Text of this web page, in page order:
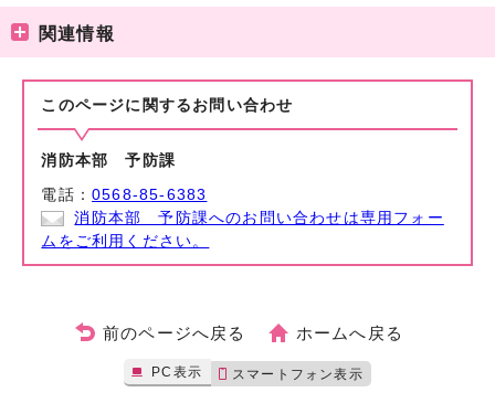
関連情報
このページに関する お問い合わせ
消防本部 予防課
電話：0568-85-6383
消防本部 予防課へのお問い合わせは専用フォー
ムをご利用ください。
前のページへ戻る ホームへ戻る
PC表示 スマートフォン表示